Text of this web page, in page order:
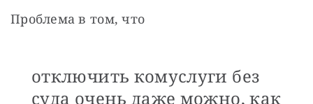
Проблема в том, что
отключить комуслуги без
суда очень даже можно, как